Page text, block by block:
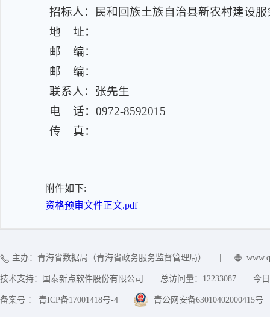
招标人：民和回族土族自治县新农村建设服
地 址：
邮 编：
邮 编：
联系人：张先生
电 话：0972-8592015
传 真：
附件如下:
资格预审文件正文.pdf
主办：青海省数据局（青海省政务服务监督管理局）
技术支持：国泰新点软件股份有限公司 总访问量： 12233087 今
备案号 ： 青ICP备17001418号-4 青公网安备63010402000415号